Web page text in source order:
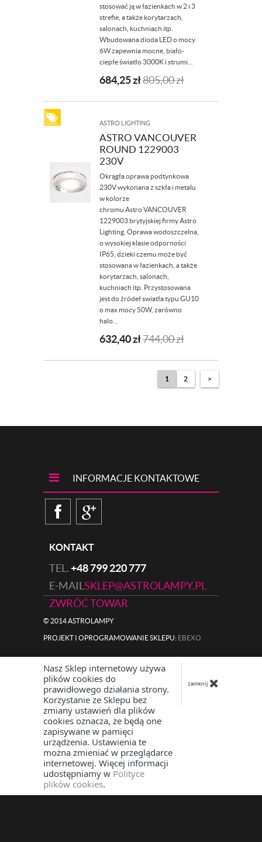
stosować ją w łazienkach w 2 i 3
strefie, a także korytarzach,
salonach, kuchniach itp.
Wbudowana dioda LED o mocy
6W zapewnia mocne, biało-
ciepłe światło 3000K i strumi...
684,25zł805,00zł
ASTRO LIGHTING
ASTRO VANCOUVER
ROUND 1229003
230V
Okrągła oprawa podtynkowa
230V wykonana z szkła i metalu
w kolorze
chromu Astro VANCOUVER
1229003 brytyjskiej firmy Astro
Lighting. Oprawa wodoszczelna,
o wysokiej klasie odporności
IP65, dzieki czemu może być
stosowana w łazienkach, a także
korytarzach, salonach,
kuchniach itp. Przystosowana
jest do źródeł swiatła typu GU10
o max mocy 50W, zarówno
halo...
632,40zł744,00zł
1 2 >
INFORMACJE KONTAKTOWE
KONTAKT
TEL.+48 799 220 777
E-MAILSKLEP@ASTROLAMPY.PL
ZWRÓĆ TOWAR
© 2014 ASTROLAMPY
|
PROJEKT I OPROGRAMOWANIE SKLEPU: EBEXO
Nasz Sklep internetowy używa
plików cookies do
prawidłowego działania strony.
Korzystanie ze Sklepu bez
zmiany ustawień dla plików
cookies oznacza, że będą one
zapisywane w pamięci
urządzenia. Ustawienia te
można zmieniać w przeglądarce
internetowej. Więcej informacji
udostępniamy w Polityce
plików cookies.
zamknij